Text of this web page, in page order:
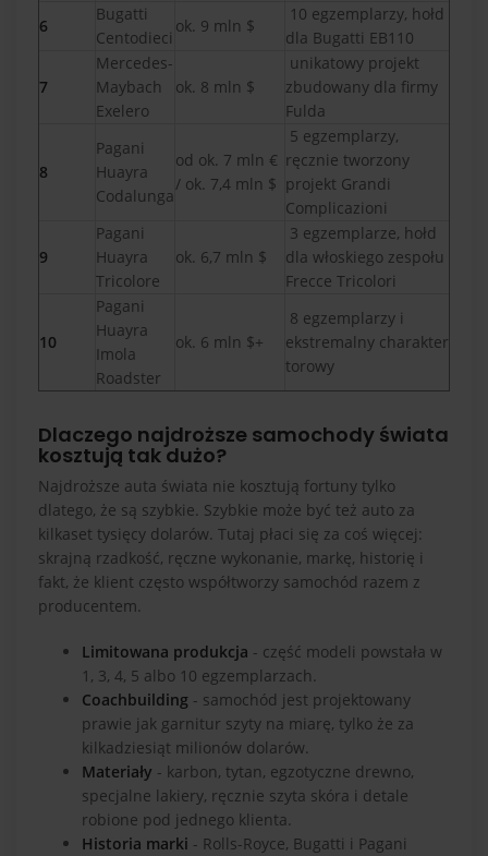
6
Bugatti
Centodieci
ok. 9 mln $
10 egzemplarzy, hołd
dla Bugatti EB110
7
Mercedes-
Maybach
Exelero
ok. 8 mln $
unikatowy projekt
zbudowany dla firmy
Fulda
8
Pagani
Huayra
Codalunga
od ok. 7 mln €
/ ok. 7,4 mln $
5 egzemplarzy,
ręcznie tworzony
projekt Grandi
Complicazioni
9
Pagani
Huayra
Tricolore
ok. 6,7 mln $
3 egzemplarze, hołd
dla włoskiego zespołu
Frecce Tricolori
10
Pagani
Huayra
Imola
Roadster
ok. 6 mln $+
8 egzemplarzy i
ekstremalny charakter
torowy
Dlaczego najdroższe samochody świata
kosztują tak dużo?
Najdroższe auta świata nie kosztują fortuny tylko
dlatego, że są szybkie. Szybkie może być też auto za
kilkaset tysięcy dolarów. Tutaj płaci się za coś więcej:
skrajną rzadkość, ręczne wykonanie, markę, historię i
fakt, że klient często współtworzy samochód razem z
producentem.
Limitowana produkcja - część modeli powstała w
1, 3, 4, 5 albo 10 egzemplarzach.
Coachbuilding - samochód jest projektowany
prawie jak garnitur szyty na miarę, tylko że za
kilkadziesiąt milionów dolarów.
Materiały - karbon, tytan, egzotyczne drewno,
specjalne lakiery, ręcznie szyta skóra i detale
robione pod jednego klienta.
Historia marki - Rolls-Royce, Bugatti i Pagani